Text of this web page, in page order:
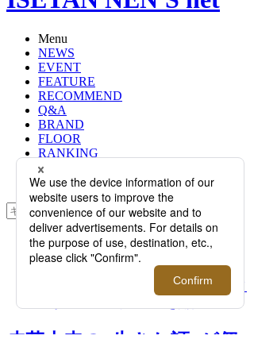
Menu
NEWS
EVENT
FEATURE
RECOMMEND
Q&A
BRAND
FLOOR
RANKING
ONLINE STORE
SERVICE
検索
TOP
PHOTO
皮革本来の“生きた証”が個性として
昇華！レザーブランド＜shiroi/シロイ
皮革本来の“生きた証”が個